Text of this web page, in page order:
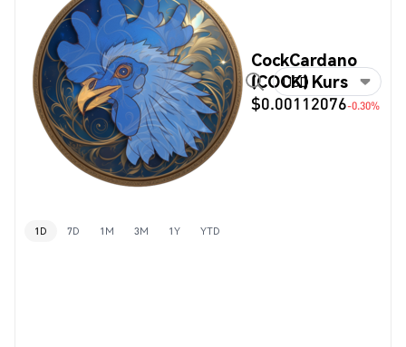
CockCardano
(COCK) Kurs
$0.00112076-0.30%
USD
1D 7D 1M 3M 1Y YTD